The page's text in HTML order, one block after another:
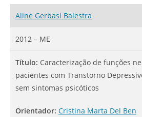
Aline Gerbasi Balestra
2012 – ME
Título: Caracterização de funções
pacientes com Transtorno
sem sintomas psicóticos
Orientador: Cristina Marta Del Ben